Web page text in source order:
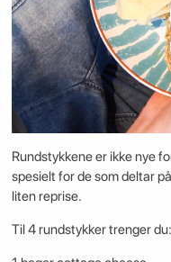
Rundstykkene er ikke nye
spesielt for de som deltar
liten reprise.
Til 4 rundstykker trenger du: